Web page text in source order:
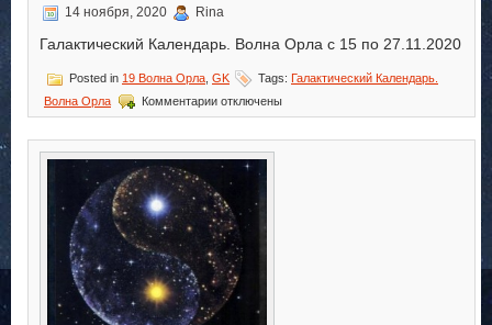
14 ноября, 2020 Rina
Галактический Календарь. Волна Орла с 15 по 27.11.2020
Posted in 19 Волна Орла GK Tags: Галактический Календарь.
Волна Орла
Комментариик
записи
Календарь.
Волна
Орла
отключены